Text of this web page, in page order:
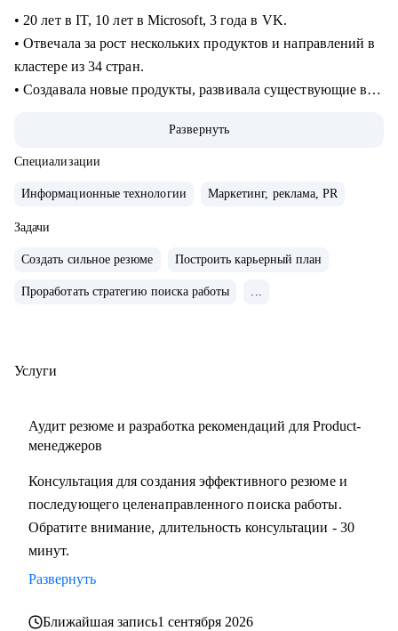
• 20 лет в IT, 10 лет в Microsoft, 3 года в VK.
• Отвечала за рост нескольких продуктов и направлений в
кластере из 34 стран.
• Создавала новые продукты, развивала существующие в
• Управляла портфелем из 30 продуктов.
• Помогаю стартапам.
С чем помогу:
• Проверить ваши скиллы и разработать план роста.
• Подготовить к собеседованиям, тестовым и самой работе.
ваших текущих скиллов.
• Найти зону кратного роста для вашего продукта, помочь
вашего продукта и бизнеса
Кому могу помочь:
• Начинающим карьеру продакта.
• Профессионалам из смежных отраслей (маркетинг,
развитие бизнеса, дизайн), переходящим в управление
продуктом.
• Владельцам стартапа.
Развернуть
Специализации
Информационные технологии Маркетинг, реклама, PR
Задачи
Создать сильное резюме Построить карьерный план
Проработать стратегию поиска работы ...
Услуги
Аудит резюме и разработка рекомендаций для Product-
менеджеров
Консультация для создания эффективного резюме и
последующего целенаправленного поиска работы.
Обратите внимание, длительность консультации - 30
минут.
Развернуть
Ближайшая запись1 сентября 2026